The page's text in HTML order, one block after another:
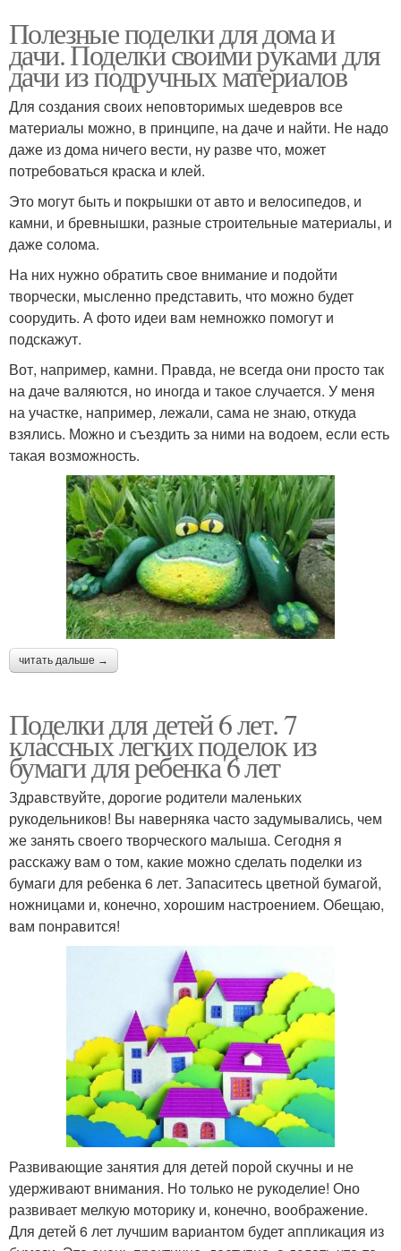
Полезные поделки для дома и
дачи. Поделки своими руками для
дачи из подручных материалов
Для создания своих неповторимых шедевров все
материалы можно, в принципе, на даче и найти. Не надо
даже из дома ничего вести, ну разве что, может
потребоваться краска и клей.
Это могут быть и покрышки от авто и велосипедов, и
камни, и бревнышки, разные строительные материалы, и
даже солома.
На них нужно обратить свое внимание и подойти
творчески, мысленно представить, что можно будет
соорудить. А фото идеи вам немножко помогут и
подскажут.
Вот, например, камни. Правда, не всегда они просто так
на даче валяются, но иногда и такое случается. У меня
на участке, например, лежали, сама не знаю, откуда
взялись. Можно и съездить за ними на водоем, если есть
такая возможность.
читать дальше →
Поделки для детей 6 лет. 7
классных легких поделок из
бумаги для ребенка 6 лет
Здравствуйте, дорогие родители маленьких
рукодельников! Вы наверняка часто задумывались, чем
же занять своего творческого малыша. Сегодня я
расскажу вам о том, какие можно сделать поделки из
бумаги для ребенка 6 лет. Запаситесь цветной бумагой,
ножницами и, конечно, хорошим настроением. Обещаю,
вам понравится!
Развивающие занятия для детей порой скучны и не
удерживают внимания. Но только не рукоделие! Оно
развивает мелкую моторику и, конечно, воображение.
Для детей 6 лет лучшим вариантом будет аппликация из